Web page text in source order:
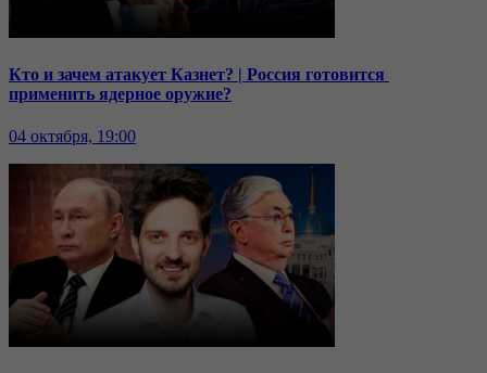
Кто и зачем атакует Казнет? | Россия готовится
применить ядерное оружие?
04 октября, 19:00